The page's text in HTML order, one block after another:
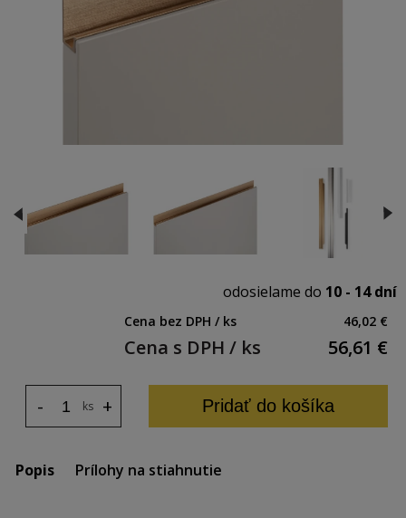
odosielame do 10 - 14 dní
Cena bez DPH / ks 46,02 €
Cena s DPH / ks 56,61 €
ks +
- Pridať do košíka
Popis Prílohy na stiahnutie